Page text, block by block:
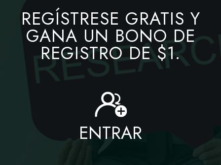
REGÍSTRESE GRATIS Y
GANA UN BONO DE
REGISTRO DE $1.
ENTRAR